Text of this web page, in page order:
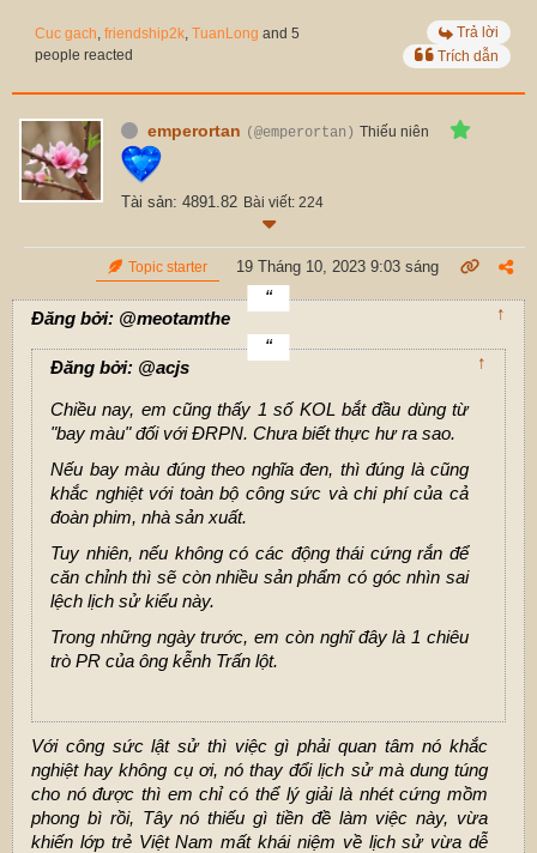
Cuc gach friendship2k TuanLong and 5
people reacted
Trả lời
Trích dẫn
emperortan (@emperortan) Thiếu niên
Tài sản: 4891.82 Bài viết: 224
Topic starter 19 Tháng 10, 2023 9:03 sáng
Đăng bởi: @meotamthe ↑
Đăng bởi: @acjs ↑
Chiều nay, em cũng thấy 1 số KOL bắt đầu dùng từ
"bay màu" đối với ĐRPN. Chưa biết thực hư ra sao.
Nếu bay màu đúng theo nghĩa đen, thì đúng là cũng
khắc nghiệt với toàn bộ công sức và chi phí của cả
đoàn phim, nhà sản xuất.
Tuy nhiên, nếu không có các động thái cứng rắn để
căn chỉnh thì sẽ còn nhiều sản phẩm có góc nhìn sai
lệch lịch sử kiểu này.
Trong những ngày trước, em còn nghĩ đây là 1 chiêu
trò PR của ông kễnh Trấn lột.
Với công sức lật sử thì việc gì phải quan tâm nó khắc
nghiệt hay không cụ ơi, nó thay đổi lịch sử mà dung túng
cho nó được thì em chỉ có thể lý giải là nhét cứng mồm
phong bì rồi, Tây nó thiếu gì tiền đề làm việc này, vừa
khiến lớp trẻ Việt Nam mất khái niệm về lịch sử vừa dễ